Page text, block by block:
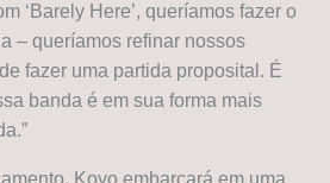
‘Barely Here’, queríamos fazer o
– queríamos refinar nossos
fazer uma partida proposital. É
banda é em sua forma mais
Koyo embarcará em uma